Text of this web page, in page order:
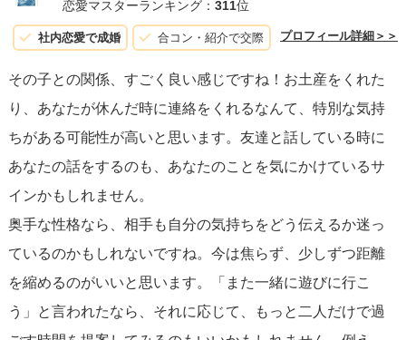
恋愛マスターランキング： 311位
社内恋愛で成婚 合コン・紹介で交際 プロフィール詳細＞＞
その子との関係、すごく良い感じですね！お土産をくれた
り、あなたが休んだ時に連絡をくれるなんて、特別な気持
ちがある可能性が高いと思います。友達と話している時に
あなたの話をするのも、あなたのことを気にかけているサ
インかもしれません。
奥手な性格なら、相手も自分の気持ちをどう伝えるか迷っ
ているのかもしれないですね。今は焦らず、少しずつ距離
を縮めるのがいいと思います。「また一緒に遊びに行こ
う」と言われたなら、それに応じて、もっと二人だけで過